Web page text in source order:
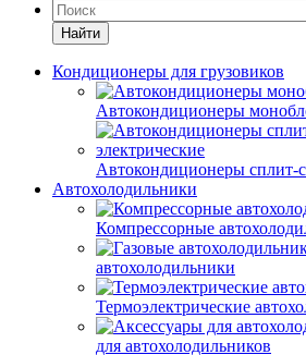
Найти
Кондиционеры для грузовиков
Автокондиционеры
Автокондиционеры сплит-
Автохолодильники
Компрессорные
автохолодильники
Термоэлектрические
для автохолодильников